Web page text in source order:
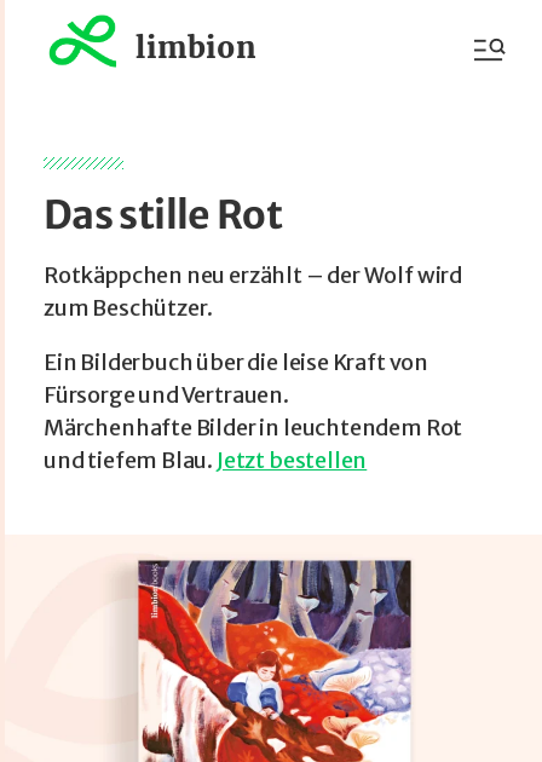
limbion
Das stille Rot
Rotkäppchen neu erzählt – der Wolf wird
zum Beschützer.
Ein Bilderbuch über die leise Kraft von
Fürsorge und Vertrauen.
Märchenhafte Bilder in leuchtendem Rot
und tiefem Blau. Jetzt bestellen